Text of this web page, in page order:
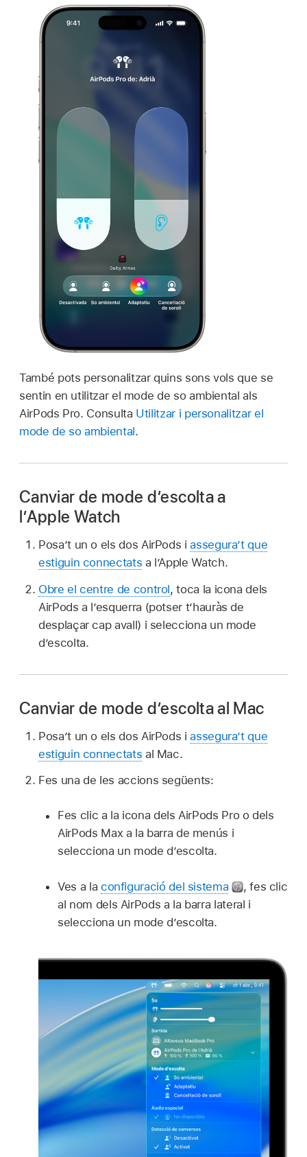
També pots personalitzar quins sons vols que se
sentin en utilitzar el mode de so ambiental als
AirPods Pro. Consulta Utilitzar i personalitzar el
mode de so ambiental.
Canviar de mode d’escolta a
l’Apple Watch
Posa’t un o els dos AirPods iassegura’t que
estiguin connectats a l’Apple Watch.
Obre el centre de control, toca la icona dels
AirPods a l’esquerra (potser t’hauràs de
desplaçar cap avall) i selecciona un mode
d’escolta.
Canviar de mode d’escolta al Mac
Posa’t un o els dos AirPods iassegura’t que
estiguin connectats al Mac.
Fes una de les accions següents:
Fes clic a la icona dels AirPods Pro o dels
AirPods Max a la barra de menús i
selecciona un mode d’escolta.
Ves a la configuració del sistema ,fes clic
al nom dels AirPods a la barra lateral i
selecciona un mode d’escolta.